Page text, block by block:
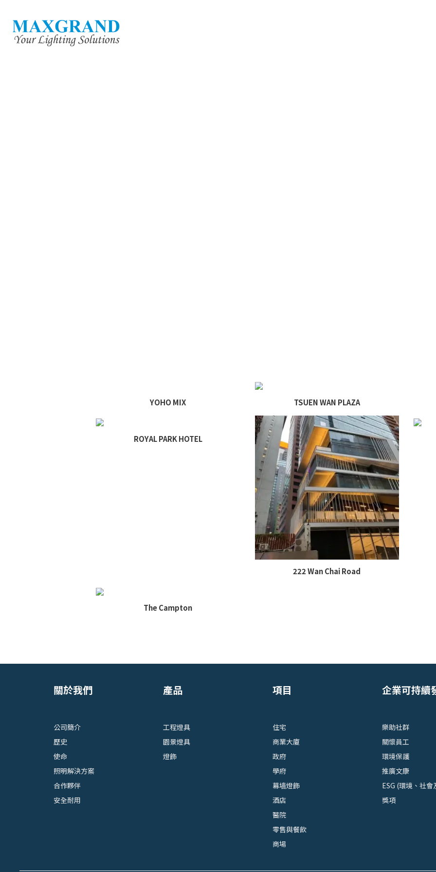
YOHO MIX TSUEN WAN PLAZA
ROYAL PARK HOTEL
222 Wan Chai Road
The Campton
關於我們
公司簡介
歷史
使命
照明解決方案
合作夥伴
安全耐用
產品
工程燈具
園景燈具
燈飾
項目
住宅
商業大廈
政府
學府
幕墙燈飾
酒店
醫院
零售與餐飲
商場
企業可持續
樂助社群
關懷員工
環境保護
推廣文康
ESG (環境、社會
獎項